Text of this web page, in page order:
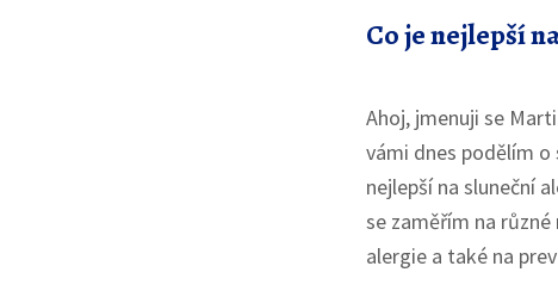
Co je nejlepší
Ahoj, jmenuji se
vámi dnes podělím
nejlepší na sluneční
se zaměřím na
alergie a také na